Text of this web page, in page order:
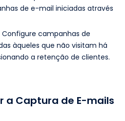
de e-mail iniciadas através
Configure campanhas de
àqueles que não visitam há
a retenção de clientes.
a Captura de E-mails